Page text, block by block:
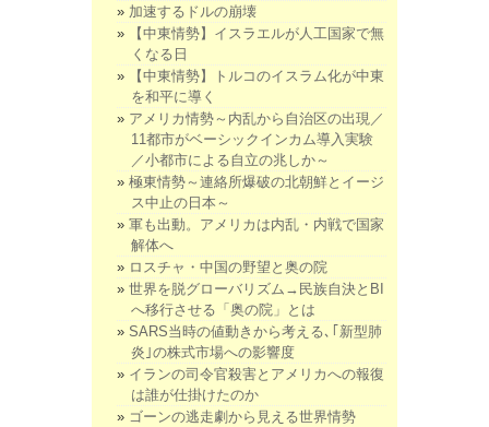
加速するドルの崩壊
【中東情勢】イスラエルが人工国家で無
くなる日
【中東情勢】トルコのイスラム化が中東
を和平に導く
アメリカ情勢～内乱から自治区の出現／
11都市がベーシックインカム導入実験
／小都市による自立の兆しか～
極東情勢～連絡所爆破の北朝鮮とイージ
ス中止の日本～
軍も出動。アメリカは内乱・内戦で国家
解体へ
ロスチャ・中国の野望と奥の院
世界を脱グローバリズム→民族自決とBI
へ移行させる「奥の院」とは
SARS当時の値動きから考える､｢新型肺
炎｣の株式市場への影響度
イランの司令官殺害とアメリカへの報復
は誰が仕掛けたのか
ゴーンの逃走劇から見える世界情勢